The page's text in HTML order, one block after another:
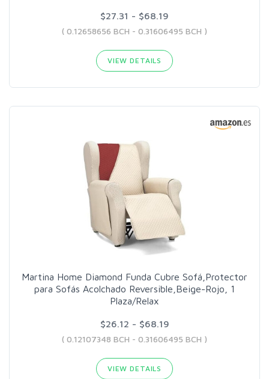
$27.31 - $68.19
( 0.12658656 BCH - 0.31606495 BCH )
VIEW DETAILS
Martina Home Diamond Funda Cubre Sofá,Protector
para Sofás Acolchado Reversible,Beige-Rojo, 1
Plaza/Relax
$26.12 - $68.19
( 0.12107348 BCH - 0.31606495 BCH )
VIEW DETAILS